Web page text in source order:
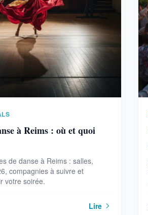
à Reims : où et quoi
de danse à Reims : salles,
compagnies à suivre et
votre soirée.
Lire